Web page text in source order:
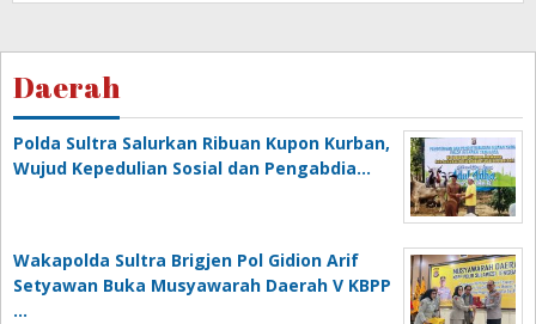
Daerah
Polda Sultra Salurkan Ribuan Kupon Kurban,
Wujud Kepedulian Sosial dan Pengabdia…
Wakapolda Sultra Brigjen Pol Gidion Arif
Setyawan Buka Musyawarah Daerah V KBPP
…